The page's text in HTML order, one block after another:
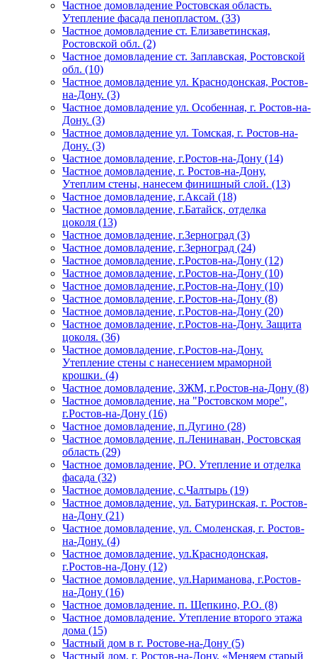
Частное домовладение Ростовская область.
Утепление фасада пенопластом. (33)
Частное домовладение ст. Елизаветинская,
Ростовской обл. (2)
Частное домовладение ст. Заплавская, Ростовской
обл. (10)
Частное домовладение ул. Краснодонская, Ростов-
на-Дону. (3)
Частное домовладение ул. Особенная, г. Ростов-на-
Дону. (3)
Частное домовладение ул. Томская, г. Ростов-на-
Дону. (3)
Частное домовладение, г.Ростов-на-Дону (14)
Частное домовладение, г. Ростов-на-Дону,
Утеплим стены, нанесем финишный слой. (13)
Частное домовладение, г.Аксай (18)
Частное домовладение, г.Батайск, отделка
цоколя (13)
Частное домовладение, г.Зерноград (3)
Частное домовладение, г.Зерноград (24)
Частное домовладение, г.Ростов-на-Дону (12)
Частное домовладение, г.Ростов-на-Дону (10)
Частное домовладение, г.Ростов-на-Дону (10)
Частное домовладение, г.Ростов-на-Дону (8)
Частное домовладение, г.Ростов-на-Дону (20)
Частное домовладение, г.Ростов-на-Дону. Защита
цоколя. (36)
Частное домовладение, г.Ростов-на-Дону.
Утепление стены с нанесением мраморной
крошки. (4)
Частное домовладение, ЗЖМ, г.Ростов-на-Дону (8)
Частное домовладение, на "Ростовском море",
г.Ростов-на-Дону (16)
Частное домовладение, п.Дугино (28)
Частное домовладение, п.Ленинаван, Ростовская
область (29)
Частное домовладение, РО. Утепление и отделка
фасада (32)
Частное домовладение, с.Чалтырь (19)
Частное домовладение, ул. Батуринская, г. Ростов-
на-Дону (21)
Частное домовладение, ул. Смоленская, г. Ростов-
на-Дону. (4)
Частное домовладение, ул.Краснодонская,
г.Ростов-на-Дону (12)
Частное домовладение, ул.Нариманова, г.Ростов-
на-Дону (16)
Частное домовладение. п. Щепкино, Р.О. (8)
Частное домовладение. Утепление второго этажа
дома (15)
Частный дом в г. Ростове-на-Дону (5)
Частный дом, г. Ростов-на-Дону. «Меняем старый